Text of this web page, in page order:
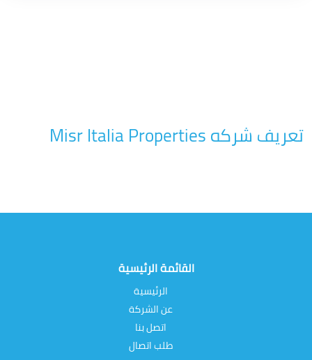
تعريف شركه Misr Italia Properties
القائمة الرئيسية
الرئيسية
عن الشركة
اتصل بنا
طلب اتصال